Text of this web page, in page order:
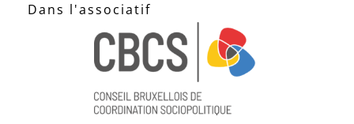
Dans l'associatif